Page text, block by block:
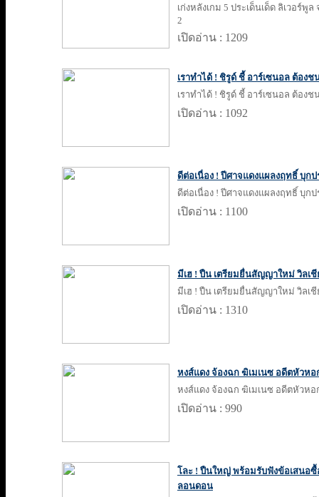
เก่งหลังเกม 5 ประเด็นเด็ด ลิเวอร์พู
2
เปิดอ่าน : 1209
เราทำได้ ! ชิรูด์ ชี้ อาร์เซนอล ต้องช
เราทำได้ ! ชิรูด์ ชี้ อาร์เซนอล ต้องช
เปิดอ่าน : 1092
ดีต่อเนื่อง ! ปีศาจแดงแผลงฤทธิ์ บุก
ดีต่อเนื่อง ! ปีศาจแดงแผลงฤทธิ์ บุก
เปิดอ่าน : 1100
มีเฮ ! ปืน เตรียมยื่นสัญญาใหม่ วิลเ
มีเฮ ! ปืน เตรียมยื่นสัญญาใหม่ วิลเ
เปิดอ่าน : 1310
หงส์แดง จ้องฉก ฆิเมเนซ อดีตหัวห
หงส์แดง จ้องฉก ฆิเมเนซ อดีตหัวห
เปิดอ่าน : 990
โละ ! ปืนใหญ่ พร้อมรับฟังข้อเสนอซื้
ลอนดอน